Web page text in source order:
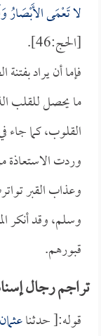
لا تَعْمَى
[الحج:46].
فإما أن يراد
ما يحصل للقلب
القلوب، كما
وردت
وعذاب القبر
وسلم، وقد أنكر
قبورهم.
تراجم رجال
قوله:[ حدثنا